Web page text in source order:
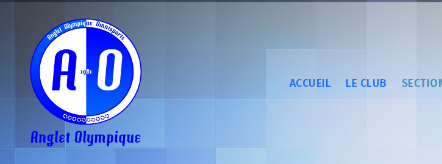
ACCUEIL LE CLUB